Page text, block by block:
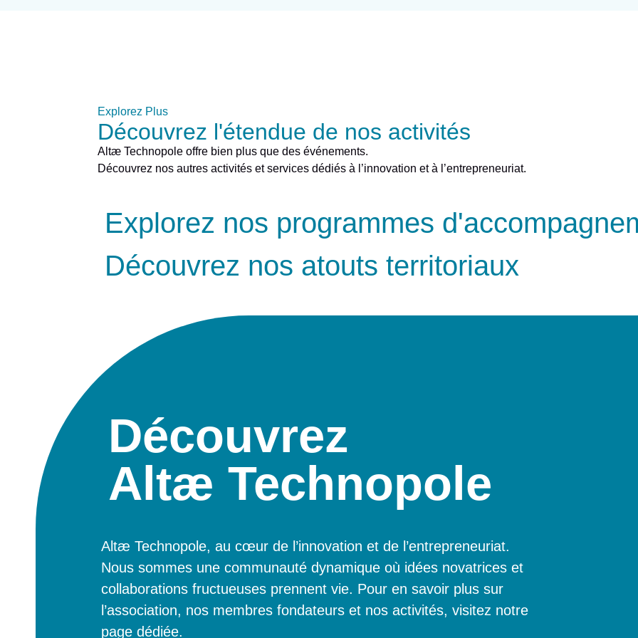
Explorez Plus
Découvrez l'étendue de nos activités
Altæ Technopole offre bien plus que des événements.
Découvrez nos autres activités et services dédiés à l’innovation et à l’entrepreneuriat.
Explorez nos programmes
Découvrez nos atouts territoriaux
Découvrez
Altæ Technopole
Altæ Technopole, au cœur de l’innovation et de l’entrepreneuriat.
Nous sommes une communauté dynamique où idées novatrices et
collaborations fructueuses prennent vie. Pour en savoir plus sur
l’association, nos membres fondateurs et nos activités, visitez notre
page dédiée.